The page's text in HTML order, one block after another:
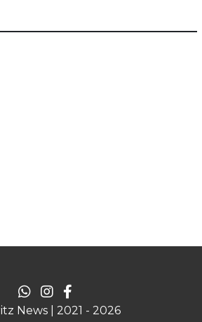
News | 2021 - 2026